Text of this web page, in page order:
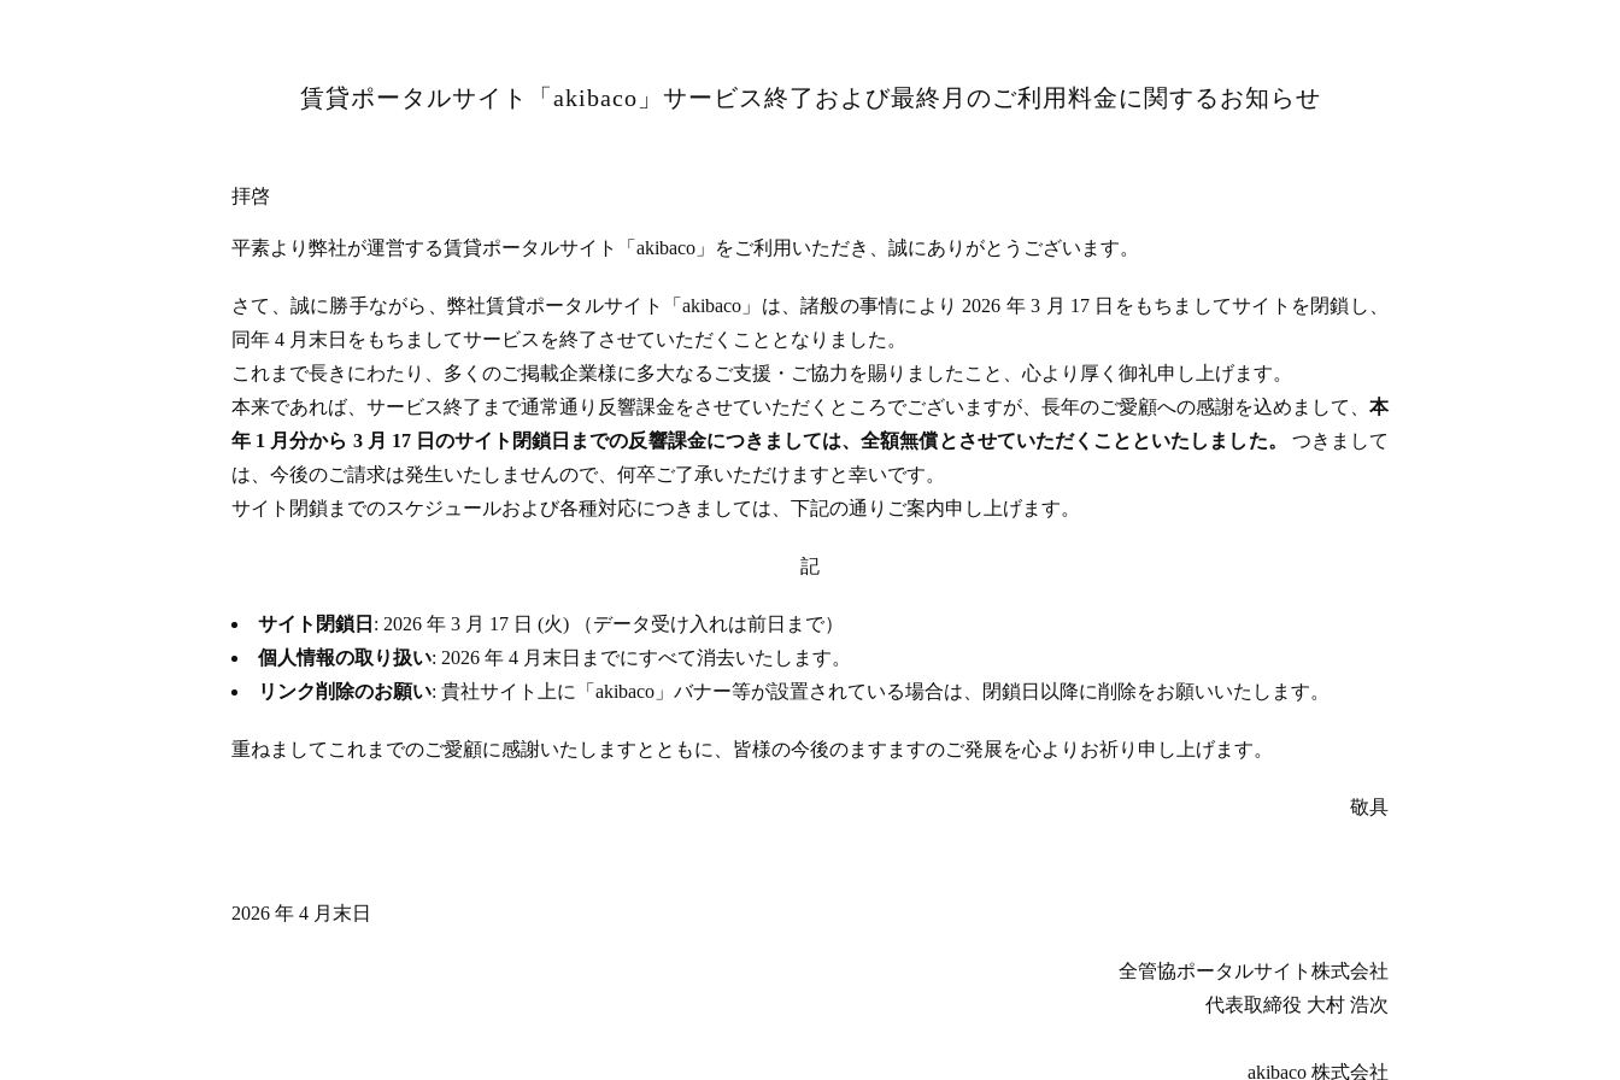
賃貸ポータルサイト「akibaco」サービス終了および最終月のご利用料金に関するお知らせ
拝啓
平素より弊社が運営する賃貸ポータルサイト「akibaco」をご利用いただき、誠にありがとうございます。
さて、誠に勝手ながら、弊社賃貸ポータルサイト「akibaco」は、諸般の事情により 2026 年 3 月 17 日をもちましてサイトを閉鎖し、
同年 4 月末日をもちましてサービスを終了させていただくこととなりました。
これまで長きにわたり、多くのご掲載企業様に多大なるご支援・ご協力を賜りましたこと、心より厚く御礼申し上げます。
本来であれば、サービス終了まで通常通り反響課金をさせていただくところでございますが、長年のご愛顧への感謝を込めまして、 本
年 1 月分から 3 月 17 日のサイト閉鎖日までの反響課金につきましては、全額無償とさせていただくことといたしました。 つきまして
は、今後のご請求は発生いたしませんので、何卒ご了承いただけますと幸いです。
サイト閉鎖までのスケジュールおよび各種対応につきましては、下記の通りご案内申し上げます。
記
サイト閉鎖日 : 2026 年 3 月 17 日 (火) （データ受け入れは前日まで）
個人情報の取り扱い: 2026 年 4 月末日までにすべて消去いたします。
リンク削除のお願い: 貴社サイト上に「akibaco」バナー等が設置されている場合は、閉鎖日以降に削除をお願いいたします。
重ねましてこれまでのご愛顧に感謝いたしますとともに、皆様の今後のますますのご発展を心よりお祈り申し上げます。
敬具
2026 年 4 月末日
全管協ポータルサイト株式会社
代表取締役 大村 浩次
akibaco 株式会社